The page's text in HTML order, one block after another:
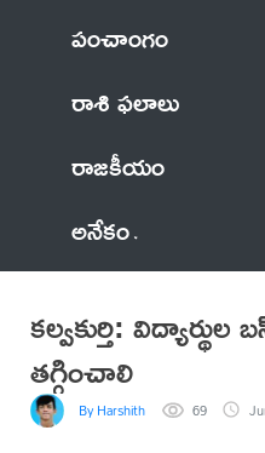
పంచాంగం
రాశి ఫలాలు
రాజకీయం
అనేకం
కల్వకుర్తి:
తగ్గించాలి
By Harshith 69